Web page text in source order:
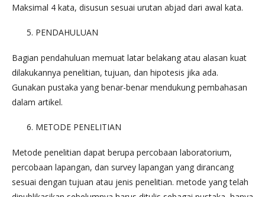
Maksimal 4 kata, disusun sesuai urutan abjad dari awal kata.
PENDAHULUAN
Bagian pendahuluan memuat latar belakang atau alasan kuat
dilakukannya penelitian, tujuan, dan hipotesis jika ada.
Gunakan pustaka yang benar-benar mendukung pembahasan
dalam artikel.
METODE PENELITIAN
Metode penelitian dapat berupa percobaan laboratorium,
percobaan lapangan, dan survey lapangan yang dirancang
sesuai dengan tujuan atau jenis penelitian. metode yang telah